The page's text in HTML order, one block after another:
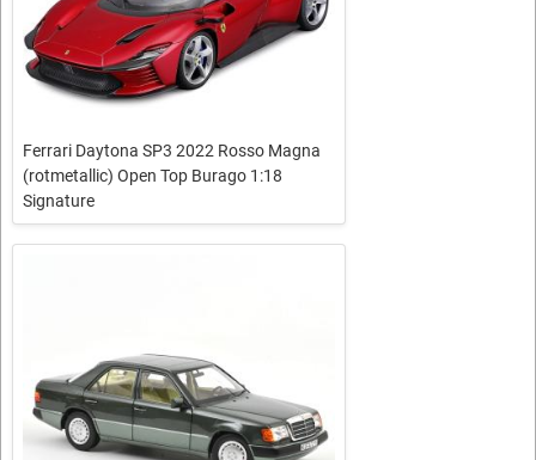
Ferrari Daytona SP3 2022 Rosso Magna
(rotmetallic) Open Top Burago 1:18
Signature